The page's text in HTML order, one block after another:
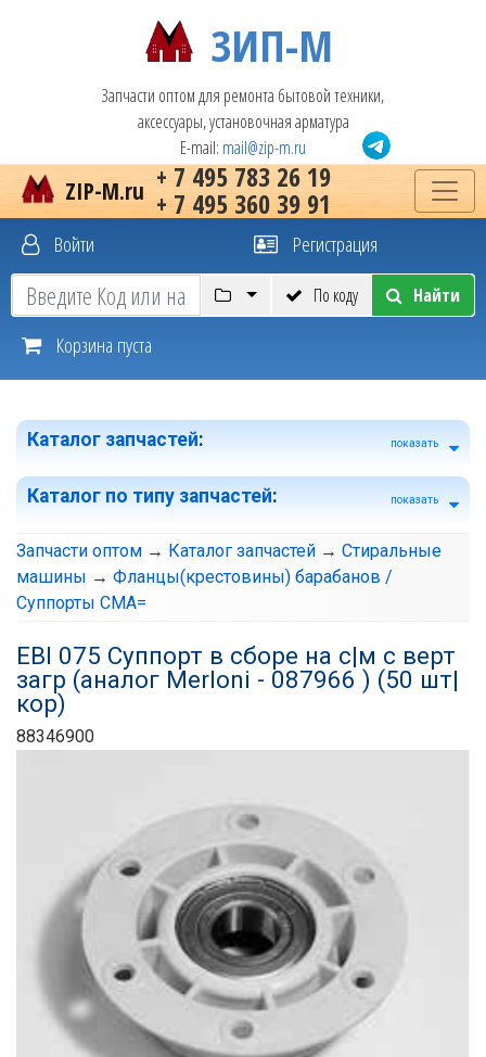
ЗИП-М
Запчасти оптом для ремонта бытовой техники,
аксессуары, установочная арматура
E-mail: mail@zip-m.ru
+ 7 495 783 26 19
+ 7 495 360 39 91
ZIP-M.ru
Войти Регистрация
По коду Найти
Корзина пуста
Каталог запчастей: показать
Каталог по типу запчастей: показать
Запчасти оптом → Каталог запчастей → Стиральные
машины → Фланцы(крестовины) барабанов /
Суппорты СМА=
EBI 075 Cуппорт в сборе на с|м с верт
загр (аналог Merloni - 087966 ) (50 шт|
кор)
88346900